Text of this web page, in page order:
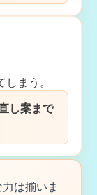
まう。
し案まで
は揃いま